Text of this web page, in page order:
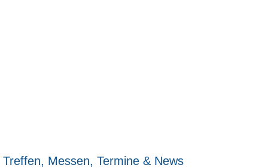
Treffen, Messen, Termine & News